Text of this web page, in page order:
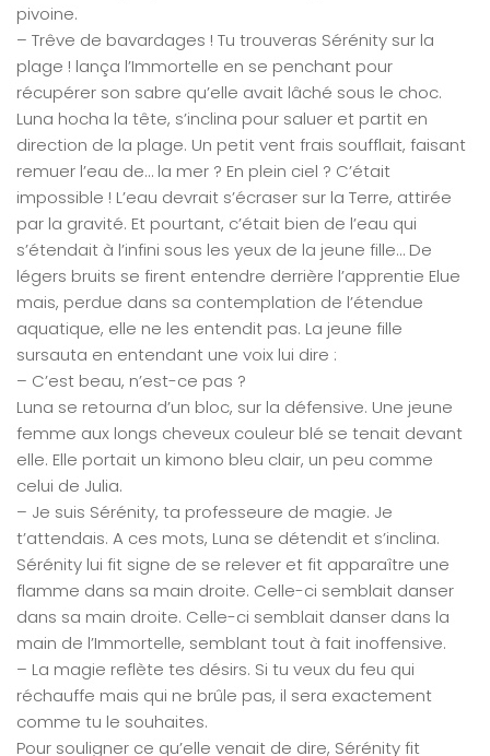
pivoine.
– Trêve de bavardages ! Tu trouveras Sérénity sur la
plage ! lança l’Immortelle en se penchant pour
récupérer son sabre qu’elle avait lâché sous le choc.
Luna hocha la tête, s’inclina pour saluer et partit en
direction de la plage. Un petit vent frais soufflait, faisant
remuer l’eau de… la mer ? En plein ciel ? C’était
impossible ! L’eau devrait s’écraser sur la Terre, attirée
par la gravité. Et pourtant, c’était bien de l’eau qui
s’étendait à l’infini sous les yeux de la jeune fille… De
légers bruits se firent entendre derrière l’apprentie Elue
mais, perdue dans sa contemplation de l’étendue
aquatique, elle ne les entendit pas. La jeune fille
sursauta en entendant une voix lui dire :
– C’est beau, n’est-ce pas ?
Luna se retourna d’un bloc, sur la défensive. Une jeune
femme aux longs cheveux couleur blé se tenait devant
elle. Elle portait un kimono bleu clair, un peu comme
celui de Julia.
– Je suis Sérénity, ta professeure de magie. Je
t’attendais. A ces mots, Luna se détendit et s’inclina.
Sérénity lui fit signe de se relever et fit apparaître une
flamme dans sa main droite. Celle-ci semblait danser
dans sa main droite. Celle-ci semblait danser dans la
main de l’Immortelle, semblant tout à fait inoffensive.
– La magie reflète tes désirs. Si tu veux du feu qui
réchauffe mais qui ne brûle pas, il sera exactement
comme tu le souhaites.
Pour souligner ce qu’elle venait de dire, Sérénity fit